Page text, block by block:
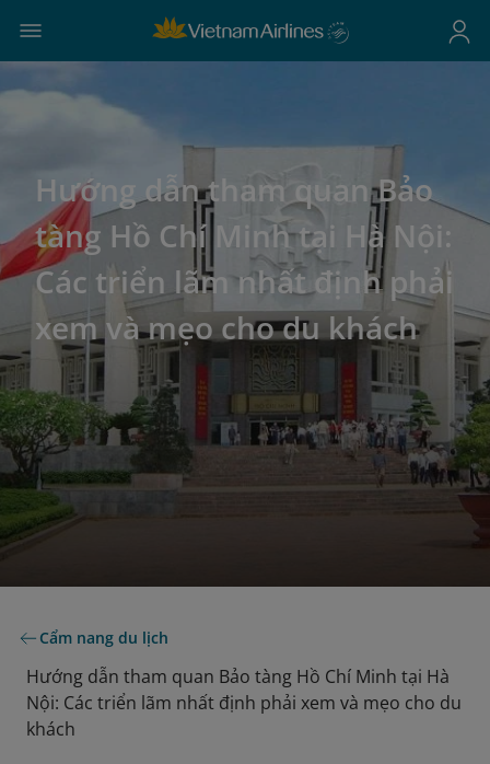
Hướng dẫn tham quan Bảo
tàng Hồ Chí Minh tại Hà Nội:
Các triển lãm nhất định phải
xem và mẹo cho du khách
Cẩm nang du lịch
Hướng dẫn tham quan Bảo tàng Hồ Chí Minh tại Hà
Nội: Các triển lãm nhất định phải xem và mẹo cho du
khách